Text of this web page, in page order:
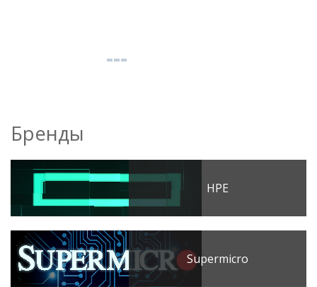
Бренды
HPE
Supermicro